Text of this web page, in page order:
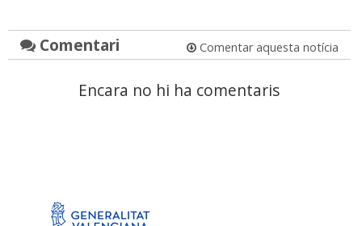
Comentari Comentar aquesta notícia
Encara no hi ha comentaris